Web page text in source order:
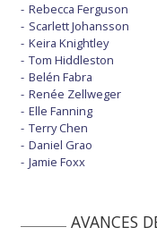
Rebecca Ferguson
Scarlett Johansson
Keira Knightley
Tom Hiddleston
Belén Fabra
Renée Zellweger
Elle Fanning
Terry Chen
Daniel Grao
Jamie Foxx
AVANCES